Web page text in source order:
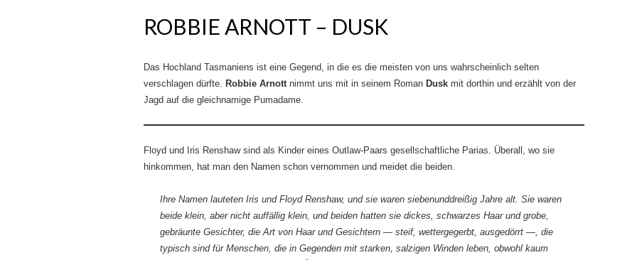
ROBBIE ARNOTT – DUSK
Das Hochland Tasmaniens ist eine Gegend, in die es die meisten von uns wahrscheinlich selten
verschlagen dürfte. Robbie Arnottnimmt uns mit in seinem Roman Dusk mit dorthin und erzählt von der
Jagd auf die gleichnamige Pumadame.
Floyd und Iris Renshaw sind als Kinder eines Outlaw-Paars gesellschaftliche Parias. Überall, wo sie
hinkommen, hat man den Namen schon vernommen und meidet die beiden.
Ihre Namen lauteten Iris und Floyd Renshaw, und sie waren siebenunddreißig Jahre alt. Sie waren
beide klein, aber nicht auffällig klein, und beiden hatten sie dickes, schwarzes Haar und grobe,
gebräunte Gesichter, die Art von Haar und Gesichtern — steif, wettergegerbt, ausgedörrt —, die
typisch sind für Menschen, die in Gegenden mit starken, salzigen Winden leben, obwohl kaum